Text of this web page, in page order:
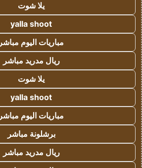
يلا شوت
yalla shoot
مباريات اليوم مباشر
ريال مدريد مباشر
يلا شوت
yalla shoot
مباريات اليوم مباشر
برشلونة مباشر
ريال مدريد مباشر